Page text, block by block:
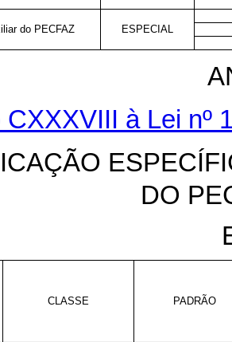
do PECFAZ ESPECIAL
à Lei nº
DO
CLASSE PADRÃO